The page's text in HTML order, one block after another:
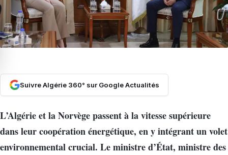
Suivre Algérie 360° sur Google Actualités
L’Algérie et la Norvège passent à la vitesse supérieure
dans leur coopération énergétique, en y intégrant un volet
environnemental crucial. Le ministre d’État, ministre des